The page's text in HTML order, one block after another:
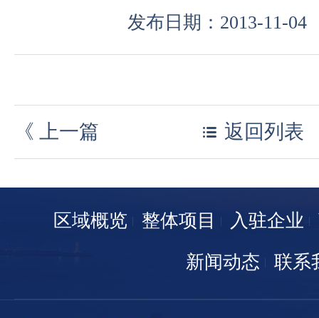
发布日期：2013-11-04
《 上一篇 返回列表
区域概览 整体项目 入驻企业
新闻动态
联系